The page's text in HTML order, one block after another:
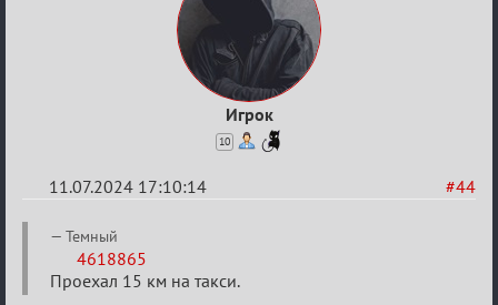
Игрок
10
#44
11.07.2024 17:10:14
Re:
тысяч
Темный
4618865
Проехал 15 км на такси.